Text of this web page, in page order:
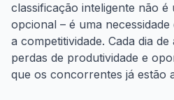
classificação inteligente não é
opcional – é uma
a competitividade. Cada dia
perdas de produtividade e
que os concorrentes já estão